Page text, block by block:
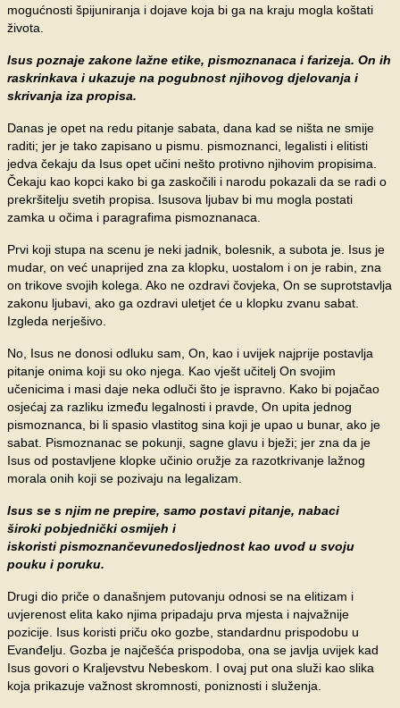
mogućnosti špijuniranja i dojave koja bi ga na kraju mogla koštati
života.
Isus poznaje zakone lažne etike, pismoznanaca i farizeja. On ih
raskrinkava i ukazuje na pogubnost njihovog djelovanja i
skrivanja iza propisa.
Danas je opet na redu pitanje sabata, dana kad se ništa ne smije
raditi; jer je tako zapisano u pismu. pismoznanci, legalisti i elitisti
jedva čekaju da Isus opet učini nešto protivno njihovim propisima.
Čekaju kao kopci kako bi ga zaskočili i narodu pokazali da se radi o
prekršitelju svetih propisa. Isusova ljubav bi mu mogla postati
zamka u očima i paragrafima pismoznanaca.
Prvi koji stupa na scenu je neki jadnik, bolesnik, a subota je. Isus je
mudar, on već unaprijed zna za klopku, uostalom i on je rabin, zna
on trikove svojih kolega. Ako ne ozdravi čovjeka, On se suprotstavlja
zakonu ljubavi, ako ga ozdravi uletjet će u klopku zvanu sabat.
Izgleda nerješivo.
No, Isus ne donosi odluku sam, On, kao i uvijek najprije postavlja
pitanje onima koji su oko njega. Kao vješt učitelj On svojim
učenicima i masi daje neka odluči što je ispravno. Kako bi pojačao
osjećaj za razliku između legalnosti i pravde, On upita jednog
pismoznanca, bi li spasio vlastitog sina koji je upao u bunar, ako je
sabat. Pismoznanac se pokunji, sagne glavu i bježi; jer zna da je
Isus od postavljene klopke učinio oružje za razotkrivanje lažnog
morala onih koji se pozivaju na legalizam.
Isus se s njim ne prepire, samo postavi pitanje, nabaci
široki pobjednički osmijeh i
iskoristi pismoznančevunedosljednost kao uvod u svoju
pouku i poruku.
Drugi dio priče o današnjem putovanju odnosi se na elitizam i
uvjerenost elita kako njima pripadaju prva mjesta i najvažnije
pozicije. Isus koristi priču oko gozbe, standardnu prispodobu u
Evanđelju. Gozba je najčešća prispodoba, ona se javlja uvijek kad
Isus govori o Kraljevstvu Nebeskom. I ovaj put ona služi kao slika
koja prikazuje važnost skromnosti, poniznosti i služenja.